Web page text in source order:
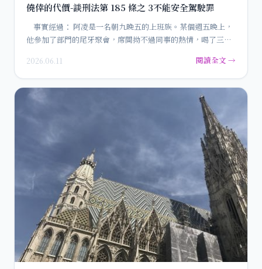
僥倖的代價-談刑法第 185 條之 3不能安全駕駛罪
事實經過： 阿凌是一名朝九晚五的上班族。某個週五晚上，
他參加了部門的尾牙聚會，席間拗不過同事的熱情，喝了三…
2026.06.11 閱讀全文 →